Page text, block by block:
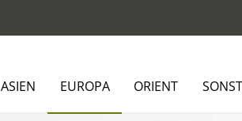
ASIEN EUROPA ORIENT